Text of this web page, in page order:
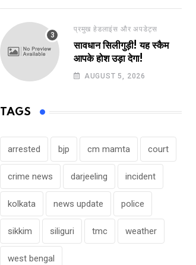
प्रमुख हेडलाइंस और अपडेट्स
सावधान सिलीगुड़ी! यह स्कैम
आपके होश उड़ा देगा!
AUGUST 5, 2026
TAGS
arrested bjp cm mamta court
crime news darjeeling incident
kolkata news update police
sikkim siliguri tmc weather
west bengal